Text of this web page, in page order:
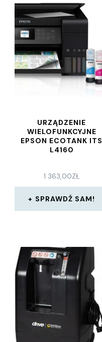
URZĄDZENIE
WIELOFUNKCYJNE
EPSON ECOTANK ITS
L4160
1 363,00ZŁ
SPRAWDŹ SAM!